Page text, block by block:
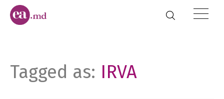
Tagged as: IRVA